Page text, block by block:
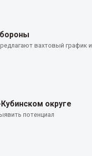
вахтовый график и
округе
потенциал